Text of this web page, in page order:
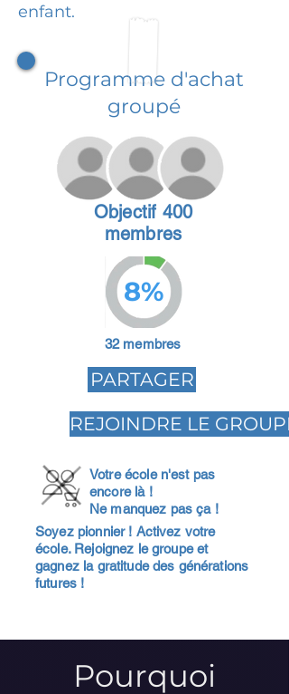
enfant.
Programme d'achat
groupé
Objectif 400
membres
8%
32 membres
PARTAGER
REJOINDRE LE GROUPE
Votre école n'est pas
encore là !
Ne manquez pas ça !
Soyez pionnier ! Activez votre
école. Rejoignez le groupe et
gagnez la gratitude des générations
futures !
Pourquoi